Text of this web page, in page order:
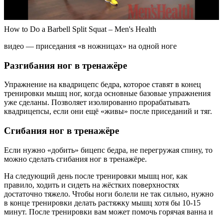
How to Do a Barbell Split Squat – Men's Health
видео — приседания «в ножницах» на одной ноге
Разгибания ног в тренажёре
Упражнение на квадрицепс бедра, которое ставят в конец
тренировки мышц ног, когда основные базовые упражнения
уже сделаны. Позволяет изолированно прорабатывать
квадрицепсы, если они ещё «живы» после приседаний и тяг.
Сгибания ног в тренажёре
Если нужно «добить» бицепс бедра, не перегружая спину, то
можно сделать сгибания ног в тренажёре.
На следующий день после тренировки мышц ног, как
правило, ходить и сидеть на жёстких поверхностях
достаточно тяжело. Чтобы ноги болели не так сильно, нужно
в конце тренировки делать растяжку мышц хотя бы 10-15
минут. После тренировки вам может помочь горячая ванна и